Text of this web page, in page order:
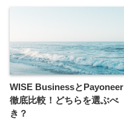
WISE BusinessとPayoneer
徹底比較！どちらを選ぶべ
き？